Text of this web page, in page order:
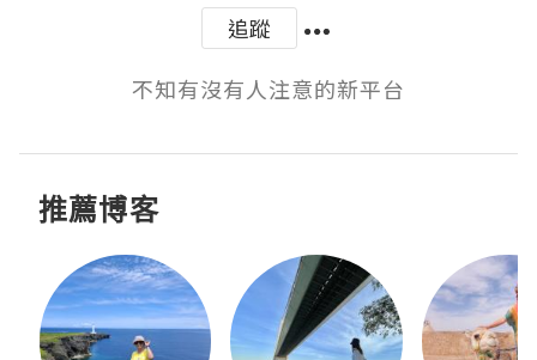
追蹤
不知有沒有人注意的新平台
推薦博客